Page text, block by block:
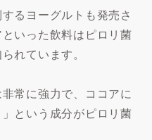
るヨーグルトも発売さ
いった飲料はピロリ菌
れています。
常に強力で、ココアに
という成分がピロリ菌